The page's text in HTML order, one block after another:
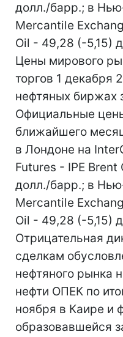
долл./барр.; в
Mercantile
Oil - 49,28 (-5,15)
Цены мирового
торгов 1 декабря
нефтяных биржах
Официальные
ближайшего
в Лондоне на
Futures - IPE
долл./барр.; в
Mercantile
Oil - 49,28 (-5,15)
Отрицательная
сделкам
нефтяного рынка
нефти ОПЕК по
ноября в Каире и
образовавшейся